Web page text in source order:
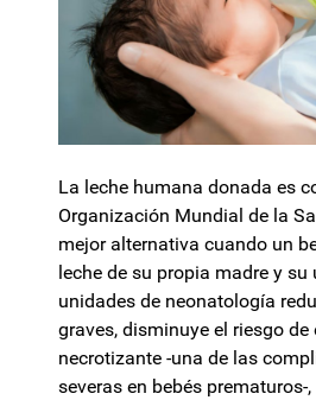
La leche humana donada es
Organización Mundial de la
mejor alternativa cuando un
leche de su propia madre y
unidades de neonatología
graves, disminuye el riesgo
necrotizante -una de las
severas en bebés